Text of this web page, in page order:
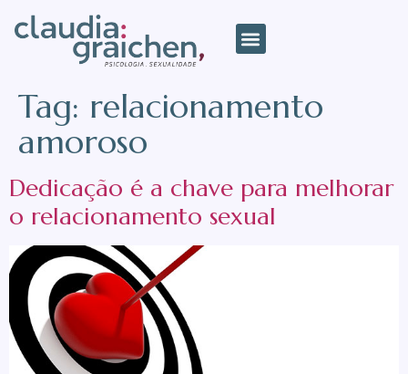
Tag: relacionamento
amoroso
Dedicação é a chave para melhorar
o relacionamento sexual